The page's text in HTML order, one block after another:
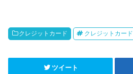
クレジットカード クレジットカード
ツイート